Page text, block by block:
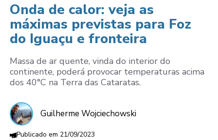
Onda de calor: veja as
máximas previstas para Foz
do Iguaçu e fronteira
Massa de ar quente, vinda do interior do
continente, poderá provocar temperaturas acima
dos 40°C na Terra das Cataratas.
Guilherme Wojciechowski
21/09/2023